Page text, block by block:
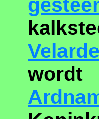
wordt